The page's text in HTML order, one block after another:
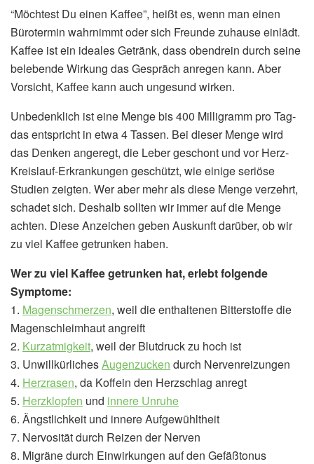
“Möchtest Du einen Kaffee”, heißt es, wenn man einen
Bürotermin wahrnimmt oder sich Freunde zuhause einlädt.
Kaffee ist ein ideales Getränk, dass obendrein durch seine
belebende Wirkung das Gespräch anregen kann. Aber
Vorsicht, Kaffee kann auch ungesund wirken.
Unbedenklich ist eine Menge bis 400 Milligramm pro Tag-
das entspricht in etwa 4 Tassen. Bei dieser Menge wird
das Denken angeregt, die Leber geschont und vor Herz-
Kreislauf-Erkrankungen geschützt, wie einige seriöse
Studien zeigten. Wer aber mehr als diese Menge verzehrt,
schadet sich. Deshalb sollten wir immer auf die Menge
achten. Diese Anzeichen geben Auskunft darüber, ob wir
zu viel Kaffee getrunken haben.
Wer zu viel Kaffee getrunken hat, erlebt folgende
Symptome:
1. Magenschmerzen, weil die enthaltenen Bitterstoffe die
Magenschleimhaut angreift
2. Kurzatmigkeit, weil der Blutdruck zu hoch ist
3. UnwillkürlichesAugenzucken durch Nervenreizungen
4. Herzrasen, da Koffein den Herzschlag anregt
5. Herzklopfen und innere Unruhe
6. Ängstlichkeit und innere Aufgewühltheit
7. Nervosität durch Reizen der Nerven
8. Migräne durch Einwirkungen auf den Gefäßtonus